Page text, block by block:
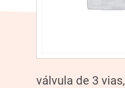
válvula de 3 vias,